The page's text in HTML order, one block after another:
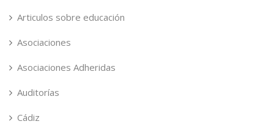
Articulos sobre educación
Asociaciones
Asociaciones Adheridas
Auditorías
Cádiz